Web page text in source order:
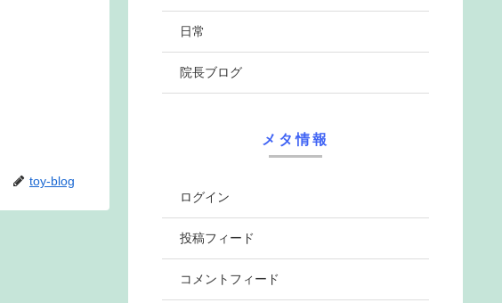
toy-blog
日常
院長ブログ
メタ情報
ログイン
投稿フィード
コメントフィード